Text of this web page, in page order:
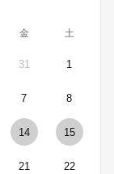
金 土
31 1
7 8
14 15
21 22